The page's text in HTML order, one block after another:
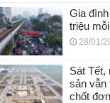
Gia
triệu
28/01/
Sát Tết,
sản vẫn
chốt đơn